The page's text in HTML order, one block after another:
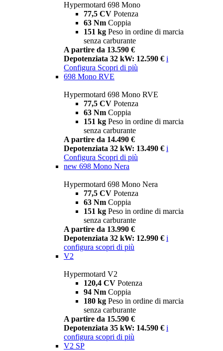
Hypermotard 698 Mono
77,5 CV Potenza
63 Nm Coppia
151 kg Peso in ordine di marcia
senza carburante
A partire da 13.590 €
Depotenziata 32 kW: 12.590 € i
Configura Scopri di più
698 Mono RVE
Hypermotard 698 Mono RVE
77,5 CV Potenza
63 Nm Coppia
151 kg Peso in ordine di marcia
senza carburante
A partire da 14.490 €
Depotenziata 32 kW: 13.490 € i
Configura Scopri di più
new 698 Mono Nera
Hypermotard 698 Mono Nera
77,5 CV Potenza
63 Nm Coppia
151 kg Peso in ordine di marcia
senza carburante
A partire da 13.990 €
Depotenziata 32 kW: 12.990 € i
configura scopri di più
V2
Hypermotard V2
120,4 CV Potenza
94 Nm Coppia
180 kg Peso in ordine di marcia
senza carburante
A partire da 15.590 €
Depotenziata 35 kW: 14.590 € i
configura scopri di più
V2 SP